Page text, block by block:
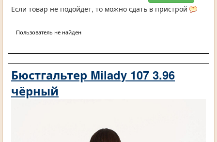
Если товар не подойдет, то можно сдать в пристрой
Пользователь не найден
Бюстгальтер Milady 107 3.96
чёрный